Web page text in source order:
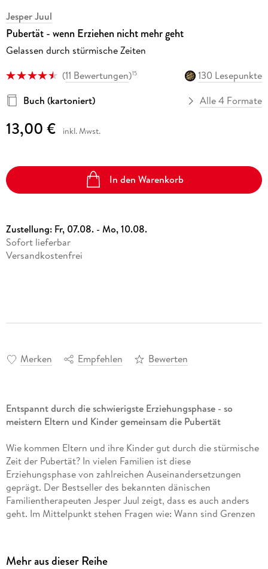
Jesper Juul
Pubertät - wenn Erziehen nicht mehr geht
Gelassen durch stürmische Zeiten
(11 Bewertungen)15
130 Lesepunkte
Buch (kartoniert)
Alle 4 Formate
13,00 € inkl. Mwst.
In den Warenkorb
Zustellung: Fr, 07.08. - Mo, 10.08.
Sofort lieferbar
Versandkostenfrei
Merken Empfehlen Bewerten
Entspannt durch die schwierigste Erziehungsphase - so
meistern Eltern und Kinder gemeinsam die Pubertät
Wie kommen Eltern und ihre Kinder gut durch die stürmische
Zeit der Pubertät? In vielen Familien ist diese
Erziehungsphase von zahlreichen Auseinandersetzungen
geprägt. Der Bestseller des bekannten dänischen
Familientherapeuten Jesper Juul zeigt, dass es auch anders
geht. Im Mittelpunkt stehen Fragen wie: Wann sind Grenzen
Orientierung und gibt viele praktische Tipps - damit die
Mehr aus dieser Reihe